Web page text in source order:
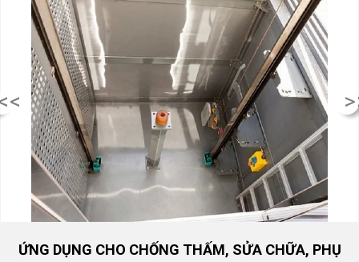
ỨNG DỤNG CHO CHỐNG THẤM, SỬA CHỮA, PHỤ